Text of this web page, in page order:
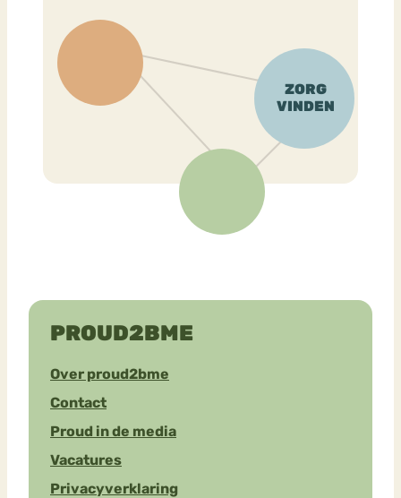
PROUD2BME
Over proud2bme
Contact
Proud in de media
Vacatures
Privacyverklaring